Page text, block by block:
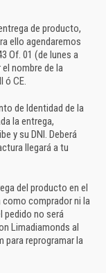
de producto,
ello agendaremos
Of. 01 (de lunes a
nombre de la
ó CE.
de Identidad de la
la entrega,
y su DNI. Deberá
llegará a tu
del producto en el
como comprador ni la
pedido no será
Limadiamonds al
reprogramar la